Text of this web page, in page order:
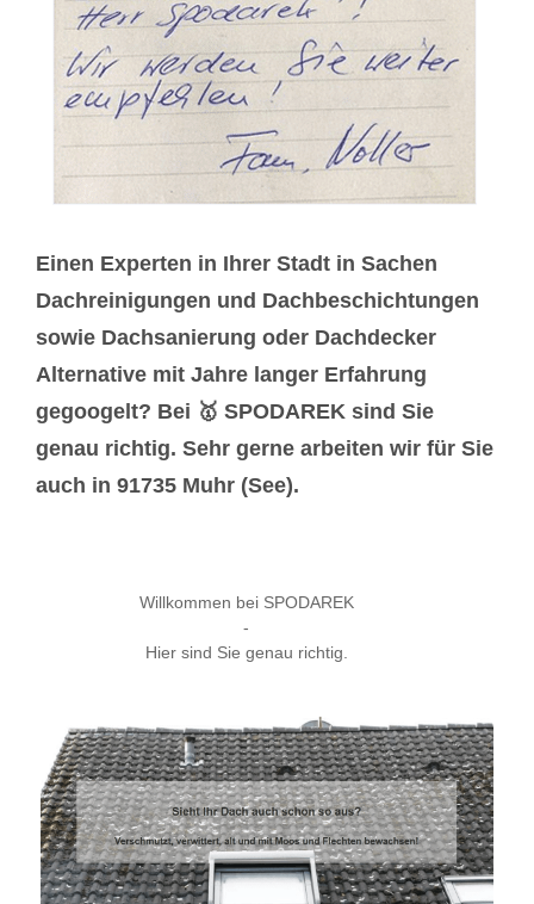
Einen Experten in Ihrer Stadt in Sachen
Dachreinigungen und Dachbeschichtungen
sowie Dachsanierung oder Dachdecker
Alternative mit Jahre langer Erfahrung
gegoogelt? Bei 🥇 SPODAREK sind Sie
genau richtig. Sehr gerne arbeiten wir für Sie
auch in 91735 Muhr (See).
Willkommen bei SPODAREK
-
Hier sind Sie genau richtig.